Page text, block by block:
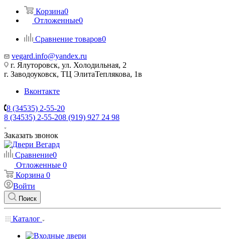
Корзина0
Отложенные0
Сравнение товаров0
vegard.info@yandex.ru
г. Ялуторовск, ул. Холодильная, 2
г. Заводоуковск, ​ТЦ Элита​Теплякова, 1в
Вконтакте
8 (34535) 2-55-20
8 (34535) 2-55-208 (919) 927 24 98
Заказать звонок
Сравнение0
Отложенные 0
Корзина 0
Войти
Поиск
Каталог